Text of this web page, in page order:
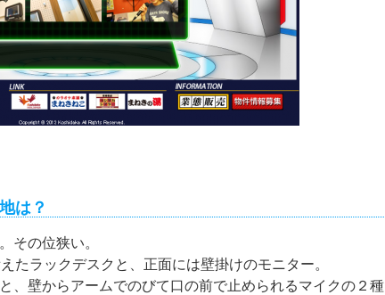
は？
その位狭い。
たラックデスクと、正面には壁掛けのモニター。
、壁からアームでのびて口の前で止められるマイクの２種